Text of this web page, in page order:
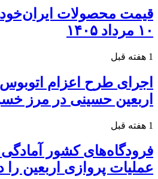
قیمت محصولات
۱۰ مرداد ۱۴۰۵
1 هفته قبل
اجرای طرح اعزام
اربعین حسینی در مرز
1 هفته قبل
فرودگاه‌های کشور
عملیات پروازی اربعین را